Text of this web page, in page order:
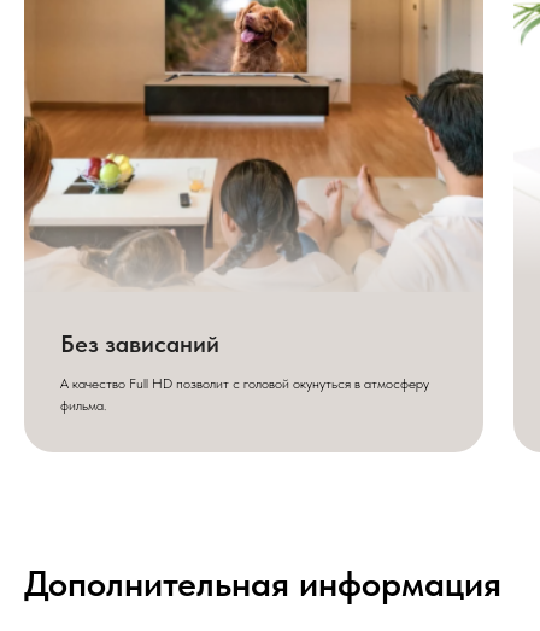
Без зависаний
А качество Full HD позволит с головой окунуться в атмосферу
фильма.
Дополнительная информация